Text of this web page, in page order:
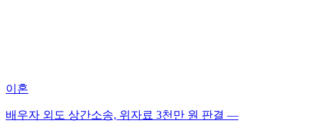
이혼
배우자 외도 상간소송, 위자료 3천만 원 판결 —